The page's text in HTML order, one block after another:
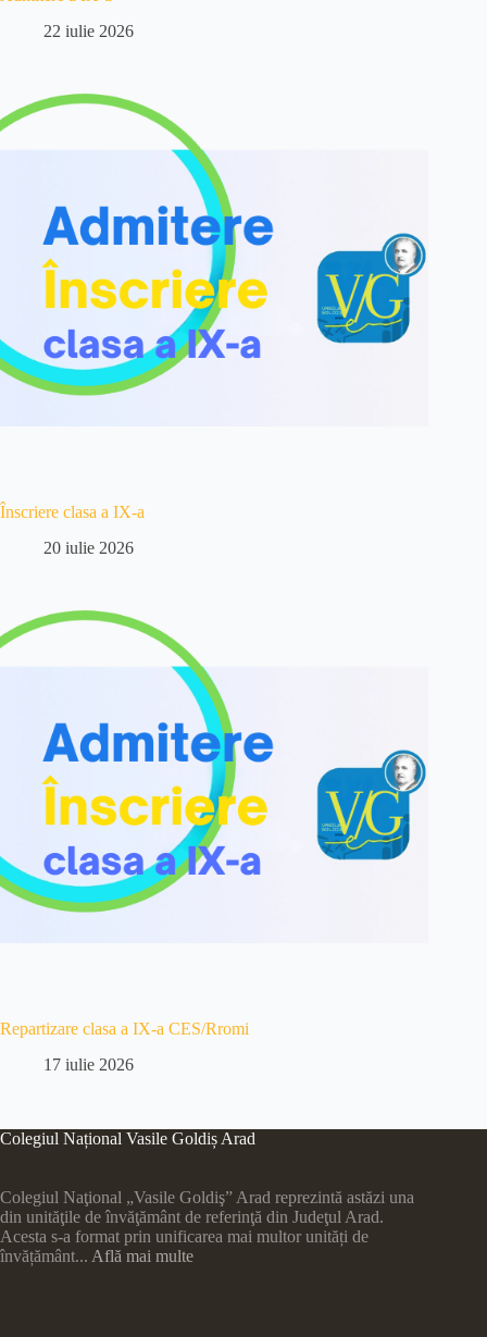
22 iulie 2026
Înscriere clasa a IX-a
20 iulie 2026
Repartizare clasa a IX-a CES/Rromi
17 iulie 2026
Colegiul Național Vasile Goldiș Arad
Colegiul Naţional „Vasile Goldiş” Arad reprezintă astăzi una
din unităţile de învăţământ de referinţă din Judeţul Arad.
Acesta s-a format prin unificarea mai multor unități de
învățământ... Află mai multe